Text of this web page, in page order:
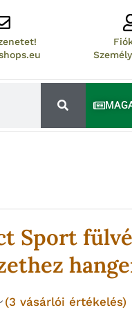
Sport
(3 vásárlói értékelés)